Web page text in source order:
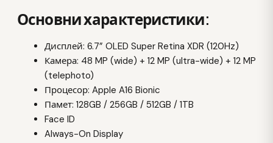
Основни характеристики:
Дисплей: 6.7” OLED Super Retina XDR (120Hz)
Камера: 48 MP (wide) + 12 MP (ultra-wide) + 12 MP
(telephoto)
Процесор: Apple A16 Bionic
Памет: 128GB / 256GB / 512GB / 1TB
Face ID
Always-On Display